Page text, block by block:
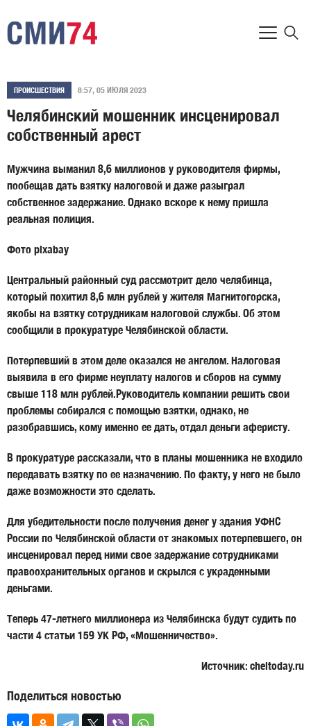
ПРОИСШЕСТВИЯ 8:57, 05 ИЮЛЯ 2023
Челябинский мошенник инсценировал
собственный арест
Мужчина выманил 8,6 миллионов у руководителя фирмы,
пообещав дать взятку налоговой и даже разыграл
собственное задержание. Однако вскоре к нему пришла
реальная полиция.
Фото pixabay
Центральный районный суд рассмотрит дело челябинца,
который похитил 8,6 млн рублей у жителя Магнитогорска,
якобы на взятку сотрудникам налоговой службы. Об этом
сообщили в прокуратуре Челябинской области.
Потерпевший в этом деле оказался не ангелом. Налоговая
выявила в его фирме неуплату налогов и сборов на сумму
свыше 118 млн рублей.Руководитель компании решить свои
проблемы собирался с помощью взятки, однако, не
разобравшись, кому именно ее дать, отдал деньги аферисту.
В прокуратуре рассказали, что в планы мошенника не входило
передавать взятку по ее назначению. По факту, у него не было
даже возможности это сделать.
Для убедительности после получения денег у здания УФНС
России по Челябинской области от знакомых потерпевшего, он
инсценировал перед ними свое задержание сотрудниками
правоохранительных органов и скрылся с украденными
деньгами.
Теперь 47-летнего миллионера из Челябинска будут судить по
части 4 статьи 159 УК РФ, «Мошенничество».
Источник: cheltoday.ru
Поделиться новостью